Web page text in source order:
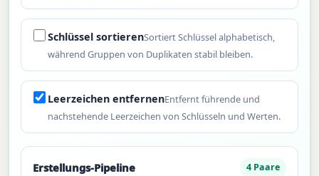
Schlüssel sortierenSortiert Schlüssel alphabetisch,
während Gruppen von Duplikaten stabil bleiben.
Leerzeichen entfernenEntfernt führende und
nachstehende Leerzeichen von Schlüsseln und Werten.
Erstellungs-Pipeline 4 Paare